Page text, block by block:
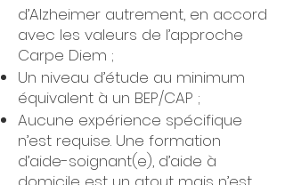
d’Alzheimer autrement, en accord
avec les valeurs de l’approche
Carpe Diem ;
Un niveau d’étude au minimum
équivalent à un BEP/CAP ;
Aucune expérience spécifique
n’est requise. Une formation
d’aide-soignant(e), d’aide à